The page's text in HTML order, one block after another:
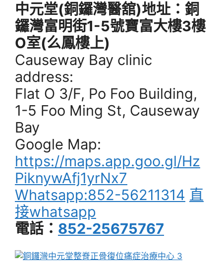
中元堂(銅鑼灣醫舘)地址：銅
鑼灣富明街1-5號寶富大樓3樓
O室(么鳳樓上)
Causeway Bay clinic
address:
Flat O 3/F, Po Foo Building,
1-5 Foo Ming St, Causeway
Bay
Google Map:
https://maps.app.goo.gl/Hz
PiknywAfj1yrNx7
Whatsapp:852-56211314 直
接whatsapp
電話： 852-25675767